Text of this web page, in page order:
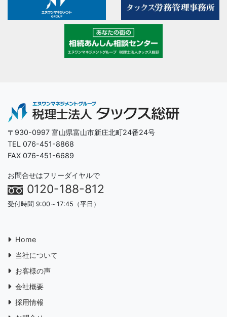
〒930-0997 富山県富山市新庄北町24番24号
TEL 076-451-8868
FAX 076-451-6689
お問合せはフリーダイヤルで
0120-188-812
受付時間 9:00～17:45（平日）
Home
当社について
お客様の声
会社概要
採用情報